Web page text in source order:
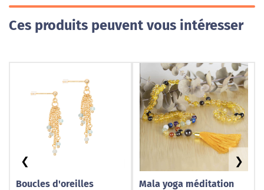
Ces produits peuvent vous intéresser
Boucles d'oreilles
Mala yoga méditation
❮ ❯